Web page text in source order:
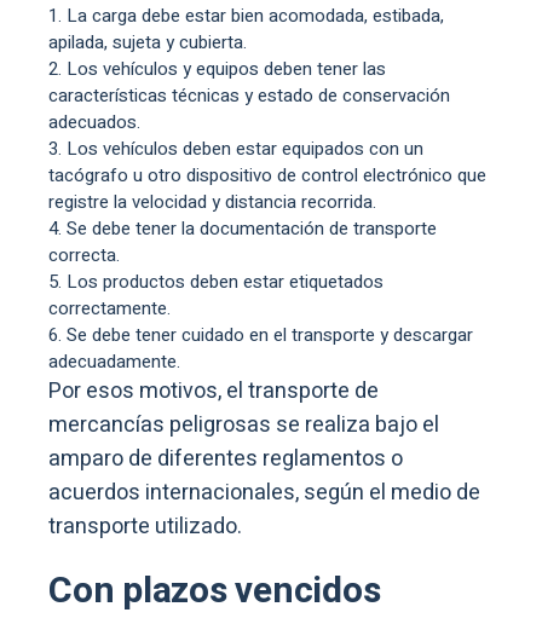
La carga debe estar bien acomodada, estibada,
apilada, sujeta y cubierta.
Los vehículos y equipos deben tener las
características técnicas y estado de conservación
adecuados.
Los vehículos deben estar equipados con un
tacógrafo u otro dispositivo de control electrónico que
registre la velocidad y distancia recorrida.
Se debe tener la documentación de transporte
correcta.
Los productos deben estar etiquetados
correctamente.
Se debe tener cuidado en el transporte y descargar
adecuadamente.
Por esos motivos, el transporte de
mercancías peligrosas se realiza bajo el
amparo de diferentes reglamentos o
acuerdos internacionales, según el medio de
transporte utilizado.
Con plazos vencidos